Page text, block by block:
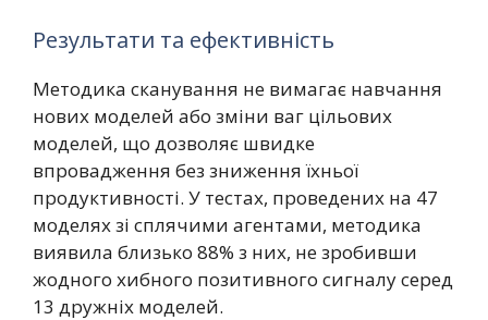
Результати та ефективність
Методика сканування не вимагає навчання
нових моделей або зміни ваг цільових
моделей, що дозволяє швидке
впровадження без зниження їхньої
продуктивності. У тестах, проведених на 47
моделях зі сплячими агентами, методика
виявила близько 88% з них, не зробивши
жодного хибного позитивного сигналу серед
13 дружніх моделей.